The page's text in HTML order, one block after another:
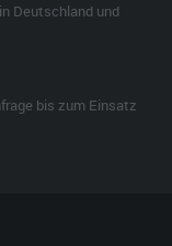
Deutschland und
bis zum Einsatz